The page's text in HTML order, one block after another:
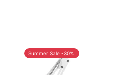
Summer Sale -30%